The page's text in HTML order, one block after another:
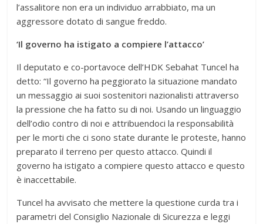
l’assalitore non era un individuo arrabbiato, ma un
aggressore dotato di sangue freddo.
‘Il governo ha istigato a compiere l’attacco’
Il deputato e co-portavoce dell’HDK Sebahat Tuncel ha
detto: “Il governo ha peggiorato la situazione mandato
un messaggio ai suoi sostenitori nazionalisti attraverso
la pressione che ha fatto su di noi. Usando un linguaggio
dell’odio contro di noi e attribuendoci la responsabilità
per le morti che ci sono state durante le proteste, hanno
preparato il terreno per questo attacco. Quindi il
governo ha istigato a compiere questo attacco e questo
è inaccettabile.
Tuncel ha avvisato che mettere la questione curda tra i
parametri del Consiglio Nazionale di Sicurezza e leggi